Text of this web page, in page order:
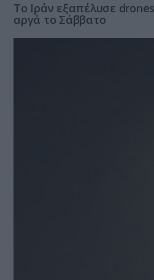
Το Ιράν εξαπέλυσε
αργά το Σάββατο